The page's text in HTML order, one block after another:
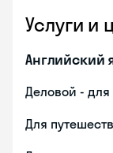
Услуги и
Английский
Деловой - для
Для